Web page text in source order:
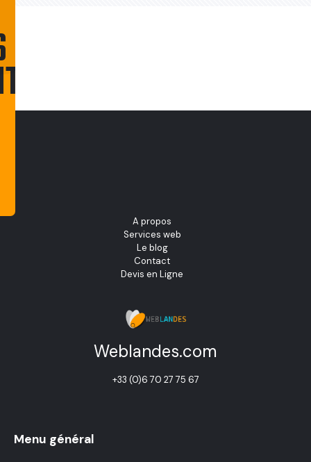
NOUS
A propos
Services web
Le blog
Contact
Devis en Ligne
Weblandes.com
+33 (0)6 70 27 75 67
Menu général